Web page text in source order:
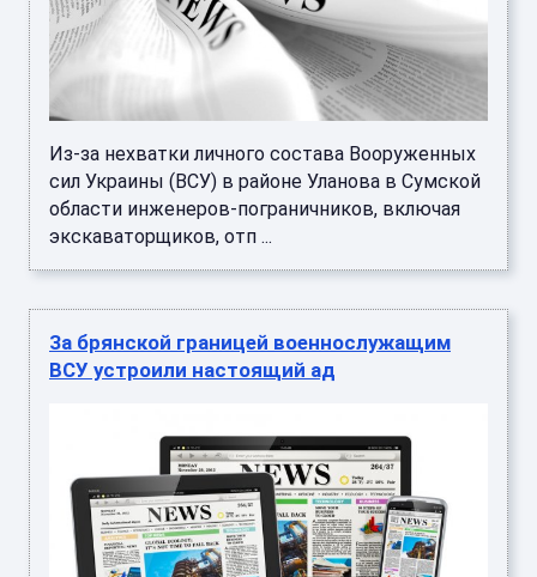
Из-за нехватки личного состава Вооруженных
сил Украины (ВСУ) в районе Уланова в Сумской
области инженеров-пограничников, включая
экскаваторщиков, отп ...
За брянской границей военнослужащим
ВСУ устроили настоящий ад